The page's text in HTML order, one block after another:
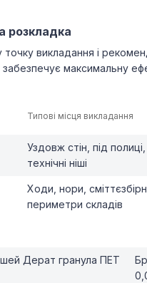
розкладка
викладання і
максимальну
Типові місця викладання
Уздовж стін, під полиці,
технічні ніші
Ходи, нори,
периметри складів
Дерат гранула ПЕТ